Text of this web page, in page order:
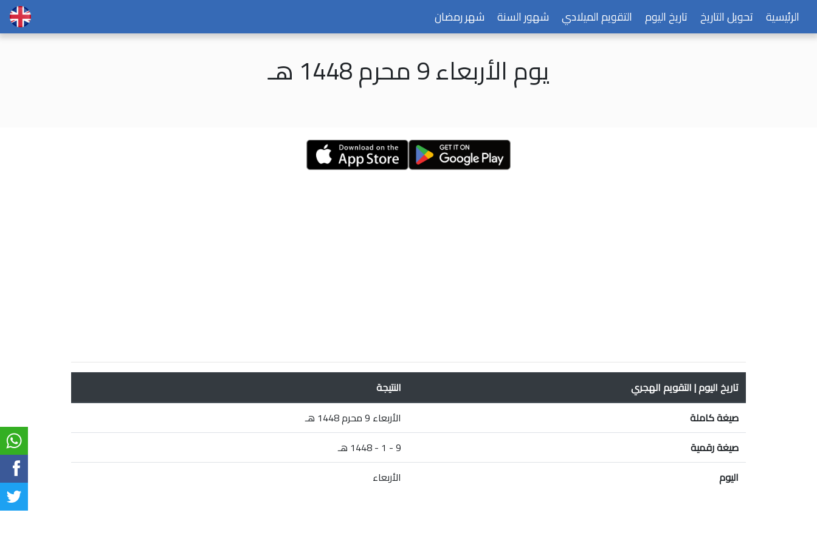
الرئيسية تحويل التاريخ تاريخ اليوم التقويم الميلادي شهور السنة شهر رمضان
يوم الأربعاء 9 محرم 1448 هـ
تاريخ اليوم | التقويم الهجري
النتيجة
صيغة كاملة
الأربعاء 9 محرم 1448 هـ
صيغة رقمية
9 - 1 - 1448 هـ
اليوم
الأربعاء